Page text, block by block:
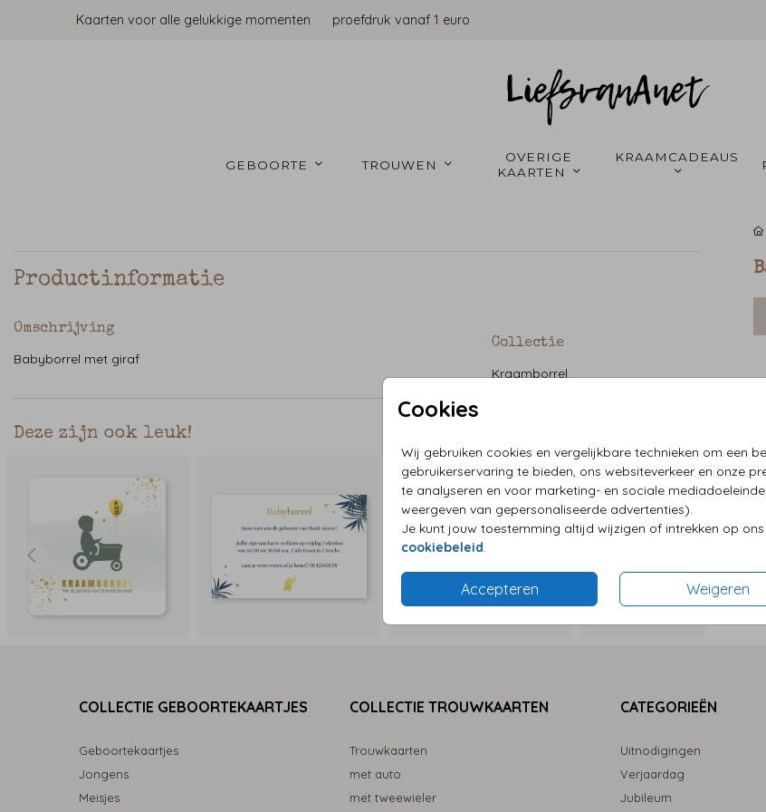
Kaarten voor alle gelukkige momenten proefdruk vanaf 1 euro
GEBOORTE TROUWEN
OVERIGE
KAARTEN
Cookies
Wij gebruiken cookies en vergelijkbare technieken om een
gebruikerservaring te bieden, ons websiteverkeer en onze
te analyseren en voor marketing- en sociale
weergeven van gepersonaliseerde advertenties).
Je kunt jouw toestemming altijd wijzigen of intrekken op ons
cookiebeleid.
Accepteren Weigeren
Productinformatie
Omschrijving
Babyborrel met giraf
Collectie
Kraamborrel
Deze zijn ook leuk!
COLLECTIE GEBOORTEKAARTJES
Geboortekaartjes
Jongens
Meisjes
COLLECTIE TROUWKAARTEN
Trouwkaarten
met auto
met tweewieler
CATEGORIEËN
Uitnodigingen
Verjaardag
Jubileum